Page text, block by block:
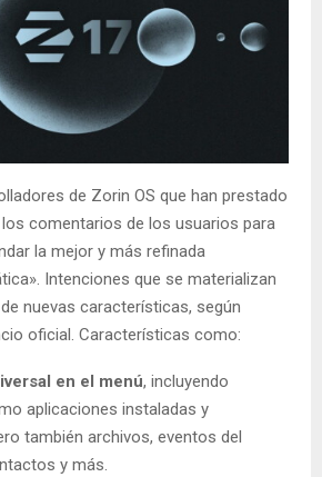
de Zorin OS que han prestado
comentarios de los usuarios para
la mejor y más refinada
Intenciones que se materializan
nuevas características, según
oficial. Características como:
en el menú, incluyendo
aplicaciones instaladas y
también archivos, eventos del
y más.